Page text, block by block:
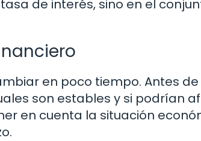
de interés, sino en el
en poco tiempo. Antes
son estables y si podrían
en cuenta la situación